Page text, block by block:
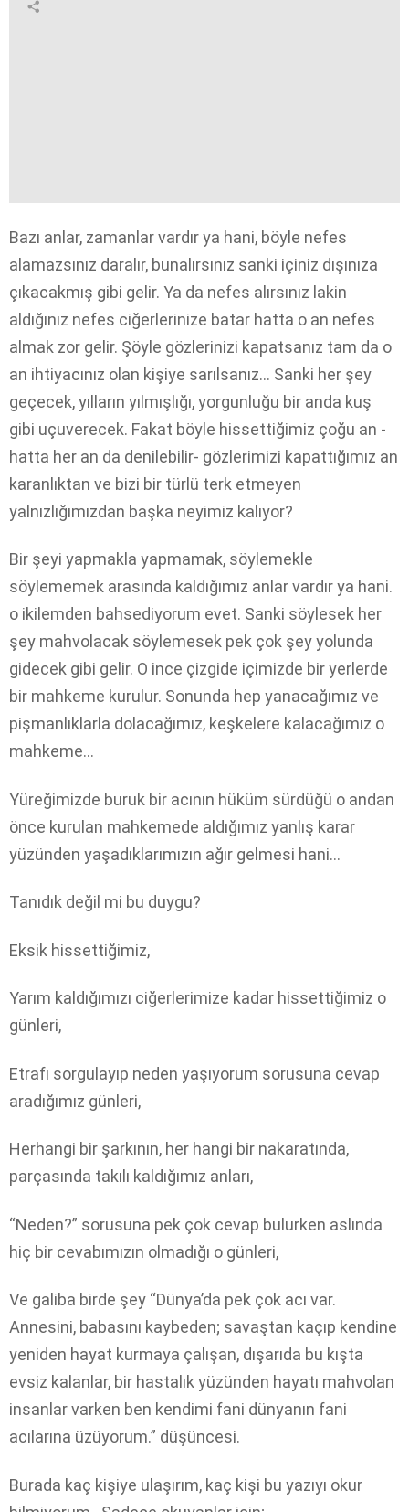
Bazı anlar, zamanlar vardır ya hani, böyle nefes
alamazsınız daralır, bunalırsınız sanki içiniz dışınıza
çıkacakmış gibi gelir. Ya da nefes alırsınız lakin
aldığınız nefes ciğerlerinize batar hatta o an nefes
almak zor gelir. Şöyle gözlerinizi kapatsanız tam da o
an ihtiyacınız olan kişiye sarılsanız… Sanki her şey
geçecek, yılların yılmışlığı, yorgunluğu bir anda kuş
gibi uçuverecek. Fakat böyle hissettiğimiz çoğu an -
hatta her an da denilebilir- gözlerimizi kapattığımız an
karanlıktan ve bizi bir türlü terk etmeyen
yalnızlığımızdan başka neyimiz kalıyor?
Bir şeyi yapmakla yapmamak, söylemekle
söylememek arasında kaldığımız anlar vardır ya hani.
o ikilemden bahsediyorum evet. Sanki söylesek her
şey mahvolacak söylemesek pek çok şey yolunda
gidecek gibi gelir. O ince çizgide içimizde bir yerlerde
bir mahkeme kurulur. Sonunda hep yanacağımız ve
pişmanlıklarla dolacağımız, keşkelere kalacağımız o
mahkeme…
Yüreğimizde buruk bir acının hüküm sürdüğü o andan
önce kurulan mahkemede aldığımız yanlış karar
yüzünden yaşadıklarımızın ağır gelmesi hani…
Tanıdık değil mi bu duygu?
Eksik hissettiğimiz,
Yarım kaldığımızı ciğerlerimize kadar hissettiğimiz o
günleri,
Etrafı sorgulayıp neden yaşıyorum sorusuna cevap
aradığımız günleri,
Herhangi bir şarkının, her hangi bir nakaratında,
parçasında takılı kaldığımız anları,
“Neden?” sorusuna pek çok cevap bulurken aslında
hiç bir cevabımızın olmadığı o günleri,
Ve galiba birde şey “Dünya’da pek çok acı var.
Annesini, babasını kaybeden; savaştan kaçıp kendine
yeniden hayat kurmaya çalışan, dışarıda bu kışta
evsiz kalanlar, bir hastalık yüzünden hayatı mahvolan
insanlar varken ben kendimi fani dünyanın fani
acılarına üzüyorum.” düşüncesi.
Burada kaç kişiye ulaşırım, kaç kişi bu yazıyı okur